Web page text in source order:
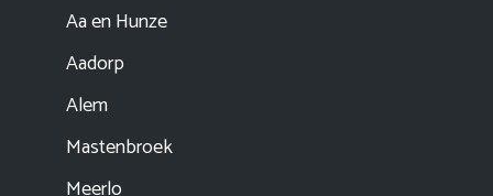
Aa en Hunze
Aadorp
Alem
Mastenbroek